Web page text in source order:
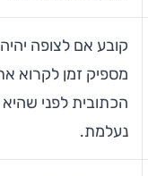
קובע אם לצופה יהיה
מספיק זמן לקרוא את
הכתובית לפני שהיא
נעלמת.